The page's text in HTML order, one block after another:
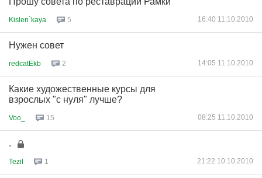
Kislen`kaya 5 16:40 11.10.2010
Нужен совет
redcatEkb 2 14:05 11.10.2010
Какие художественные курсы для
взрослых "с нуля" лучше?
Voo_ 15 08:25 11.10.2010
.
Tezil 1 21:22 10.10.2010